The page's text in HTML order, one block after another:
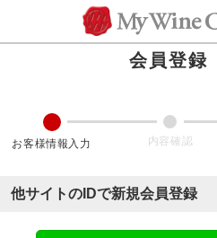
会員登録
他サイトのIDで新規会員登録